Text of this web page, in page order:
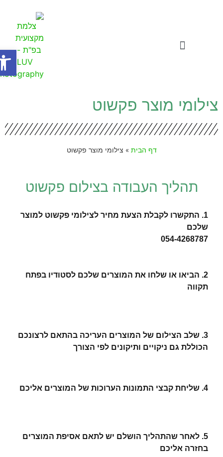
צילומי מוצר פקשוט
דף הבית»צילומי מוצר פקשוט
תהליך העבודה בצילום פקשוט
1. התקשרו לקבלת הצעת מחיר לצילומי פקשוט למוצר
שלכם
054-4268787
2. הביאו או שלחו את המוצרים שלכם לסטודיו בפתח
תקווה
3. שלב הצילום של המוצרים העריכה בהתאם לרצונכם
הכוללת גם ניקויים ותיקונים לפי הצורך
5. לאחר שהתהליך הושלם יש לתאם אסיפת המוצרים
בחזרה אליכם
פתח